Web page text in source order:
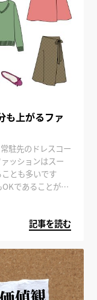
も上がるファ
駐先のドレスコー
ッションはスー
とも多いです
であることが多
であっても避け
記事を読む